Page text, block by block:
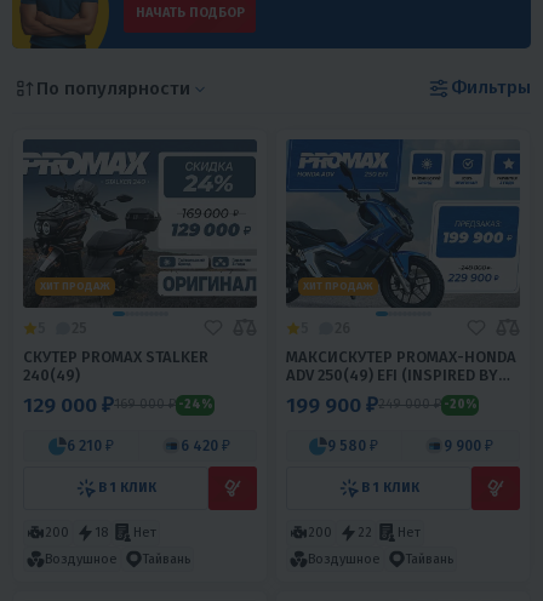
НАЧАТЬ ПОДБОР
По популярности Фильтры
ХИТ ПРОДАЖ
СКУТЕР PROMAX STALKER
240(49)
129 000 ₽169 000 ₽ -24%
6 210 ₽ 6 420 ₽
В 1 КЛИК
200 18
Нет
Воздушное
Тайвань
ХИТ ПРОДАЖ
МАКСИСКУТЕР PROMAX-HONDA
ADV 250(49) EFI (INSPIRED BY
199 900 ₽249 000 ₽ -20%
9 580 ₽ 9 900 ₽
В 1 КЛИК
200 22
Нет
Воздушное
Тайвань